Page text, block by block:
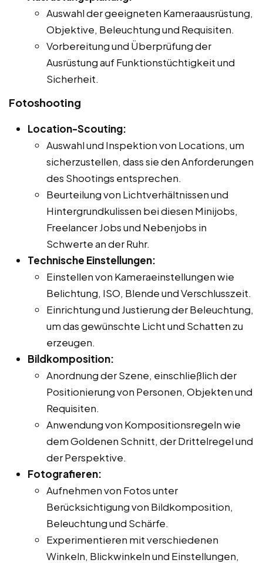
Auswahl der geeigneten Kameraausrüstung,
Objektive, Beleuchtung und Requisiten.
Vorbereitung und Überprüfung der
Ausrüstung auf Funktionstüchtigkeit und
Sicherheit.
Fotoshooting
Location-Scouting:
Auswahl und Inspektion von Locations, um
sicherzustellen, dass sie den Anforderungen
des Shootings entsprechen.
Beurteilung von Lichtverhältnissen und
Hintergrundkulissen bei diesen Minijobs,
Freelancer Jobs und Nebenjobs in
Schwerte an der Ruhr.
Technische Einstellungen:
Einstellen von Kameraeinstellungen wie
Belichtung, ISO, Blende und Verschlusszeit.
Einrichtung und Justierung der Beleuchtung,
um das gewünschte Licht und Schatten zu
erzeugen.
Bildkomposition:
Anordnung der Szene, einschließlich der
Positionierung von Personen, Objekten und
Requisiten.
Anwendung von Kompositionsregeln wie
dem Goldenen Schnitt, der Drittelregel und
der Perspektive.
Fotografieren:
Aufnehmen von Fotos unter
Berücksichtigung von Bildkomposition,
Beleuchtung und Schärfe.
Experimentieren mit verschiedenen
Winkeln, Blickwinkeln und Einstellungen,